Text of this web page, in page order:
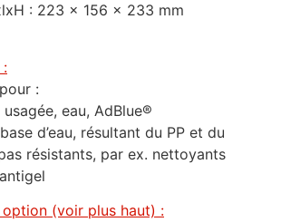
: 223 x 156 x 233 mm
:
:
eau, AdBlue®
d’eau, résultant du PP et du
résistants, par ex. nettoyants
(voir plus haut) :